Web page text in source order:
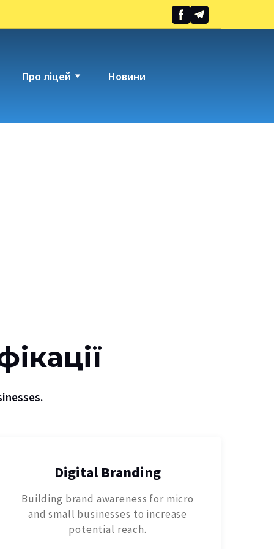
Про ліцей Новини
Digital Branding
Building brand awareness for micro
and small businesses to increase
potential reach.